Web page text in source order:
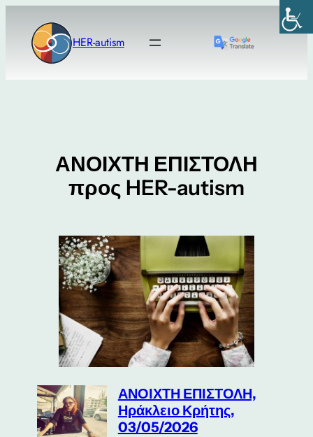
περιεχόμενο
HER-autism
ΑΝΟΙΧΤΗ ΕΠΙΣΤΟΛΗ
προς HER-autism
ΑΝΟΙΧΤΗ ΕΠΙΣΤΟΛΗ,
Ηράκλειο Κρήτης,
03/05/2026